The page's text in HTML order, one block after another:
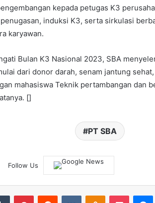
kepada petugas K3
induksi K3, serta sirkulasi
karyawan.
Bulan K3 Nasional 2023, SBA
dari donor darah, senam jantung
mahasiswa Teknik pertambangan dan
[]
PT SBA
Follow Us
Tumblr PinterestReddit VKontakteOdnoklassniki
Pocket